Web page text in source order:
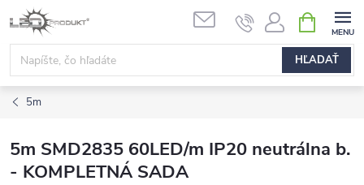
Prejsť
na
obsah
HĽADAŤ
KOŠÍK
5m
5m SMD2835 60LED/m IP20 neutrálna b.
- KOMPLETNÁ SADA